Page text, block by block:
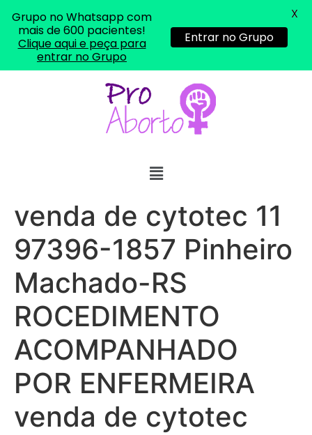
venda de cytotec 11
97396-1857 Pinheiro
Machado-RS
ROCEDIMENTO
ACOMPANHADO
POR ENFERMEIRA
venda de cytotec
Grupo no Whatsapp com
mais de 600 pacientes!
Clique aqui e peça para
entrar no Grupo
Entrar no Grupo
X